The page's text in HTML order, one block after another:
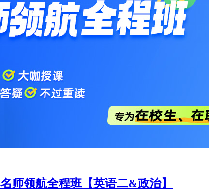
能通过cookies收集和使用您的信息，并将该等信息储存为日
身份。例如：cookies有助于我们辨认您作为我们的注册
来了解您使用我们的产品和/或服务进行什么活动，或哪
服务相关的广告。 3.3 我们为上述目的使用cookies的同时
3.4 我们的产品和服务上可能
析用户如何使用该等产品和/或服务、向您发送您可能感兴
关第三方的隐私政策约束，我们不对第三方的cookies或web
佳的服务体验，某些产品和/或服务也可能无法正常使用。
以协助我们改善学府教育的设计与编排格式。
在我们提供产品和/或服务时，用于身份验证、客户服务、
4.1.4 使我们更加了解您如何接入和
用户作出其他方面的回应；
4.1.5 向您提供学府教育相关
。
示与您相关的、非普遍推送的信息。如果我们在相关产品
师领航全程班【英语二&政治】